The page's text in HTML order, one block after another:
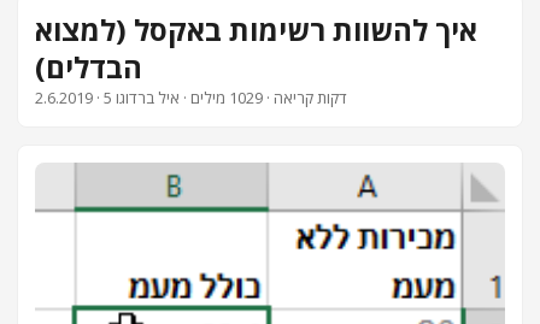
איך להשוות רשימות באקסל (למצוא
הבדלים)
2.6.2019 · 5 דקות קריאה · 1029 מילים · איל ברדוגו